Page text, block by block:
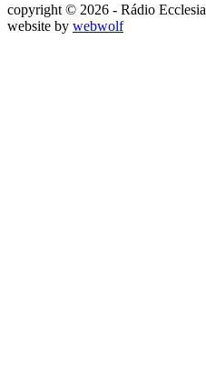
copyright © 2026 - Rádio Ecclesia
website by webwolf